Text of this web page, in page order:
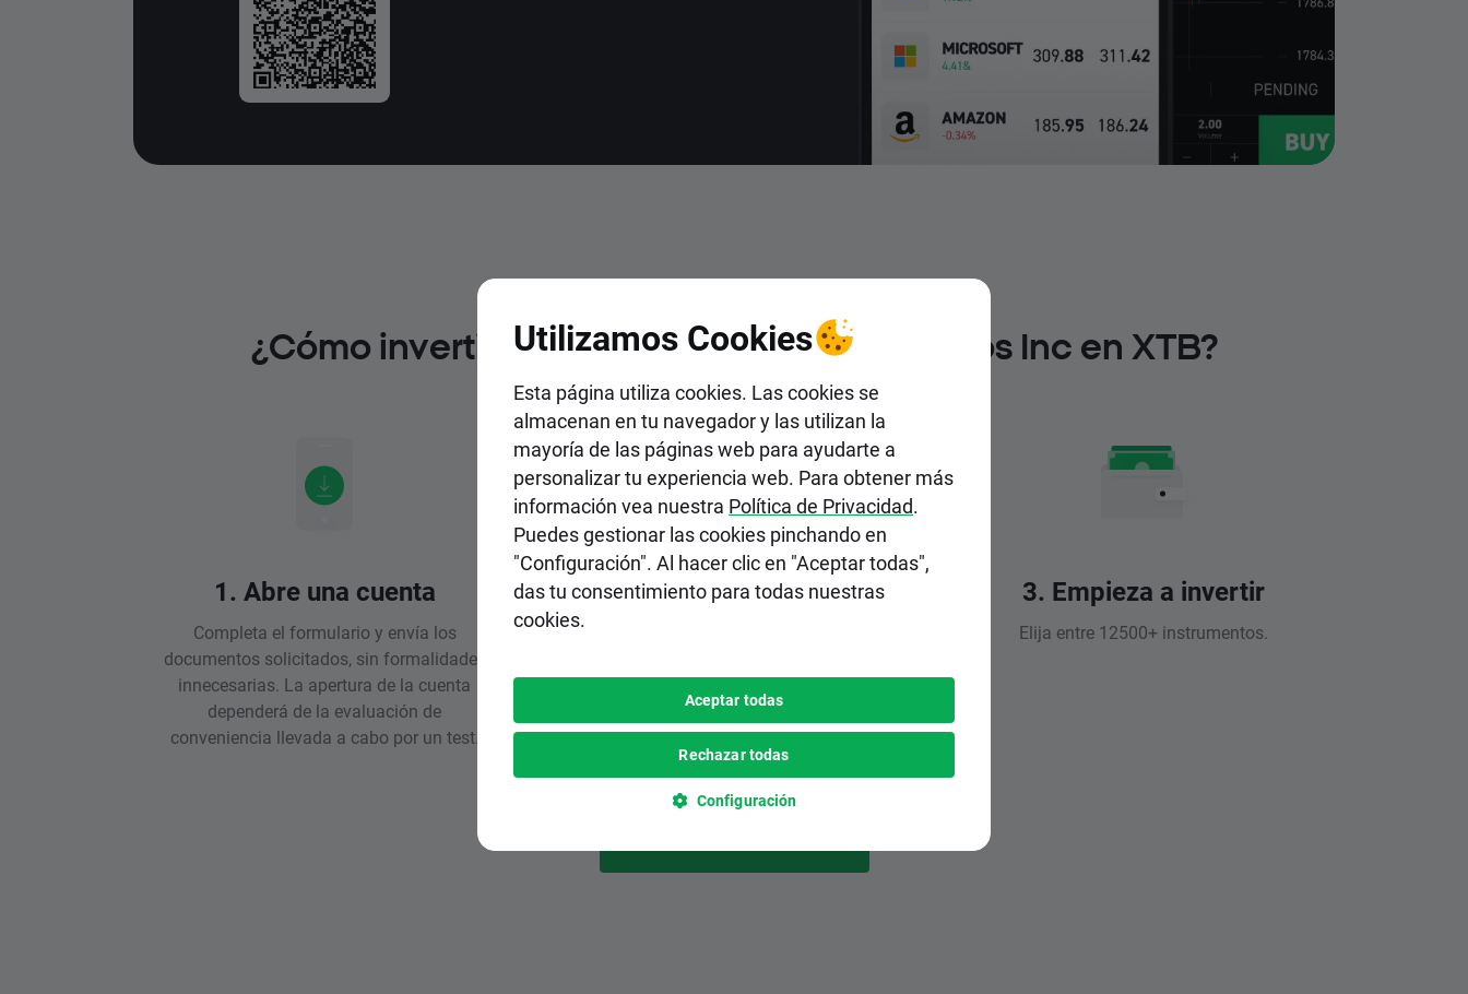
¿Cómo invertir en Acciones de Patterson Cos Inc en XTB?
1. Abre una cuenta
Completa el formulario y envía los
documentos solicitados, sin formalidades
innecesarias. La apertura de la cuenta
dependerá de la evaluación de
conveniencia llevada a cabo por un test.
2. Realiza un depósito
inlcuyendo pagos instantáneos y
gratuitos.
3. Empieza a invertir
Elija entre 12500+ instrumentos.
Utilizamos Cookies
Esta página utiliza cookies. Las cookies se
almacenan en tu navegador y las utilizan la
mayoría de las páginas web para ayudarte a
personalizar tu experiencia web. Para obtener más
información vea nuestra Política de Privacidad.
Puedes gestionar las cookies pinchando en
"Configuración". Al hacer clic en "Aceptar todas",
das tu consentimiento para todas nuestras
cookies.
Aceptar todas
Rechazar todas
Configuración